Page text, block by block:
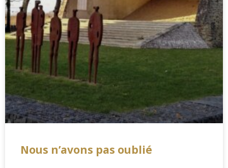
Nous n’avons pas oublié